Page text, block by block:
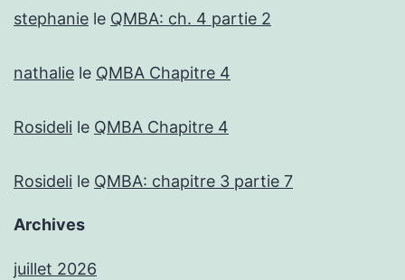
stephanie le QMBA: ch. 4 partie 2
nathalie le QMBA Chapitre 4
Rosideli le QMBA Chapitre 4
Rosideli le QMBA: chapitre 3 partie 7
Archives
juillet 2026